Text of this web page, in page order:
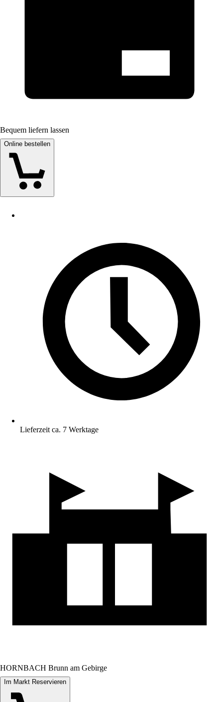
Bequem liefern lassen
Online bestellen
Lieferzeit ca. 7 Werktage
HORNBACH Brunn am Gebirge
Im Markt Reservieren